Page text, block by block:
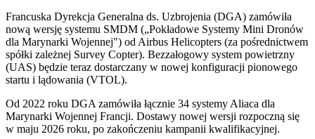
Francuska Dyrekcja Generalna ds. Uzbrojenia (DGA) zamówiła
nową wersję systemu SMDM („Pokładowe Systemy Mini Dronów
dla Marynarki Wojennej") od Airbus Helicopters (za pośrednictwem
spółki zależnej Survey Copter). Bezzałogowy system powietrzny
(UAS) będzie teraz dostarczany w nowej konfiguracji pionowego
startu i lądowania (VTOL).
Od 2022 roku DGA zamówiła łącznie 34 systemy Aliaca dla
Marynarki Wojennej Francji. Dostawy nowej wersji rozpoczną się
w maju 2026 roku, po zakończeniu kampanii kwalifikacyjnej.